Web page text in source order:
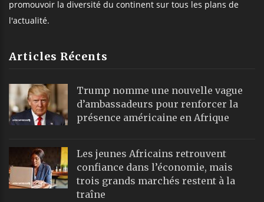
promouvoir la diversité du continent sur tous les plans de
l'actualité.
Articles Récents
Trump nomme une nouvelle vague
d’ambassadeurs pour renforcer la
présence américaine en Afrique
Les jeunes Africains retrouvent
confiance dans l’économie, mais
trois grands marchés restent à la
traîne